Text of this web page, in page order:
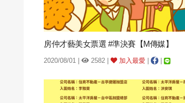
房仲才藝美女票選 #準決賽【M傳媒】
2020/08/01 | 2582 | 加入最愛